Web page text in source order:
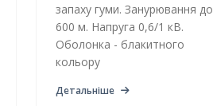
запаху гуми. Занурювання до
600 м. Напруга 0,6/1 кВ.
Оболонка - блакитного
кольору
Детальніше